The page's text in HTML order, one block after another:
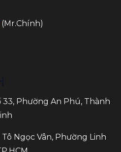
(Mr.Chính)
33, Phường An Phú, Thành
Ngọc Vân, Phường Linh